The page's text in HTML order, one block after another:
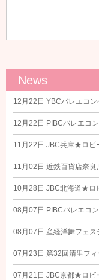
News
12月22日 YBCバレエコ
12月22日 PIBCバレエコ
11月22日 JBC兵庫★ロビ
11月02日 近鉄百貨店奈
10月28日 JBC北海道★ロ
08月07日 PIBCバレエコ
08月07日 産経洋舞フェ
07月23日 第32回清里フ
07月21日 JBC京都★ロビ